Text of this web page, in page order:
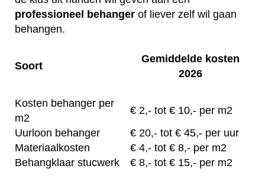
professioneel behanger of liever zelf wil gaan
behangen.
Soort
Gemiddelde kosten
2026
Kosten behanger per
m2
€ 2,- tot € 10,- per m2
Uurloon behanger
€ 20,- tot € 45,- per uur
Materiaalkosten
€ 4,- tot € 8,- per m2
Behangklaar stucwerk
€ 8,- tot € 15,- per m2